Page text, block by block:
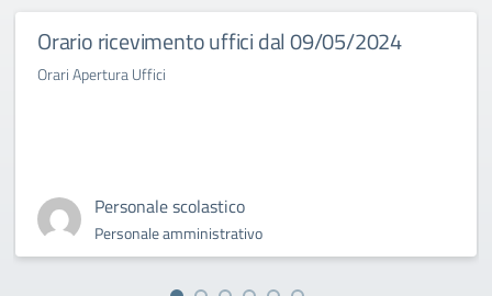
Orario ricevimento uffici dal 09/05/2024
Orari Apertura Uffici
Personale scolastico
Personale amministrativo